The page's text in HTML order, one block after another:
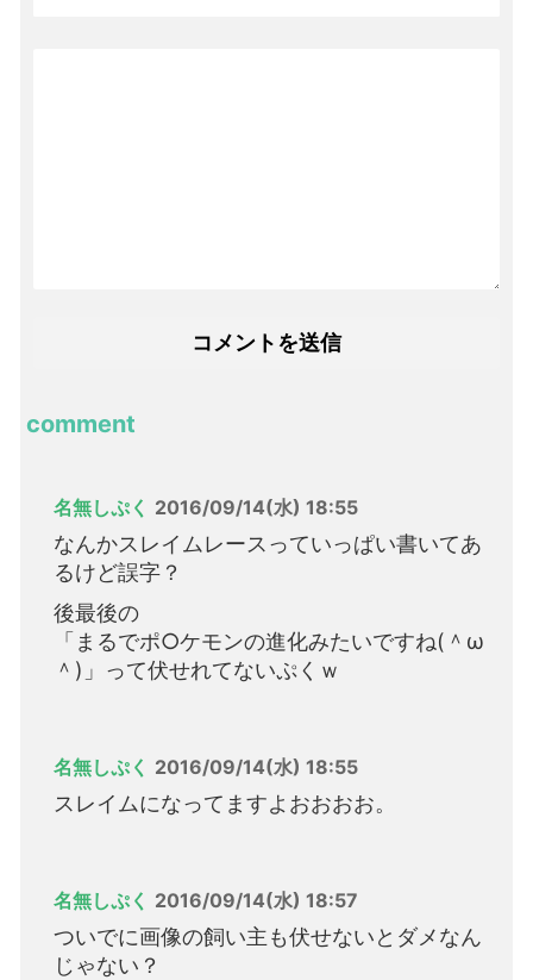
comment
名無しぷく 2016/09/14(水) 18:55
なんかスレイムレースっていっぱい書いてあ
るけど誤字？
後最後の
「まるでポ○ケモンの進化みたいですね(＾ω
＾)」って伏せれてないぷくｗ
名無しぷく 2016/09/14(水) 18:55
スレイムになってますよおおおお。
名無しぷく 2016/09/14(水) 18:57
ついでに画像の飼い主も伏せないとダメなん
じゃない？